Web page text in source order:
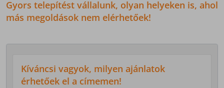
Gyors telepítést vállalunk, olyan helyeken is, ahol
más megoldások nem elérhetőek!
Kíváncsi vagyok, milyen ajánlatok
érhetőek el a címemen!